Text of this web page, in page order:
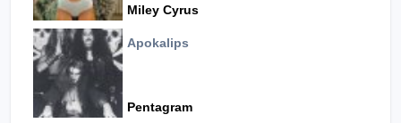
Miley Cyrus
Apokalips
Pentagram